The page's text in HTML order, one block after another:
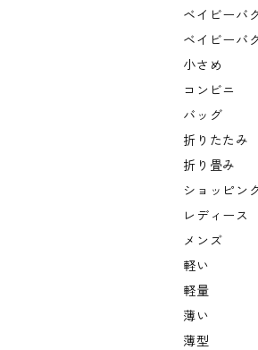
ベイビーバ
ベイビーバ
小さめ
コンビニ
バッグ
折りたたみ
折り畳み
ショッピン
レディース
メンズ
軽い
軽量
薄い
薄型